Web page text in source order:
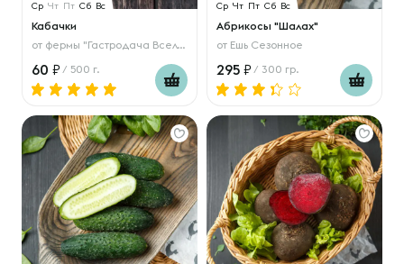
Ср Чт Пт Сб Вс
Кабачки
от фермы "Гастродача Вселуг"
60 / 500 г.
Ср Чт Пт Сб Вс
Абрикосы "Шалах"
от Ешь Сезонное
295 / 300 гр.